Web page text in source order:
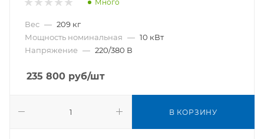
Много
Вес — 209 кг
Мощность номинальная — 10 кВт
Напряжение — 220/380 В
235 800 руб/шт
В КОРЗИНУ